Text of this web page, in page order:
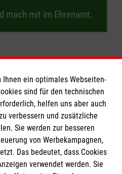
mach mit im Ehrenamt.
Ihnen ein optimales Webseiten-
sind für den technischen
helfen uns aber auch
verbessern und zusätzliche
Sie werden zur besseren
von Werbekampagnen,
Das bedeutet, dass Cookies
verwendet werden. Sie